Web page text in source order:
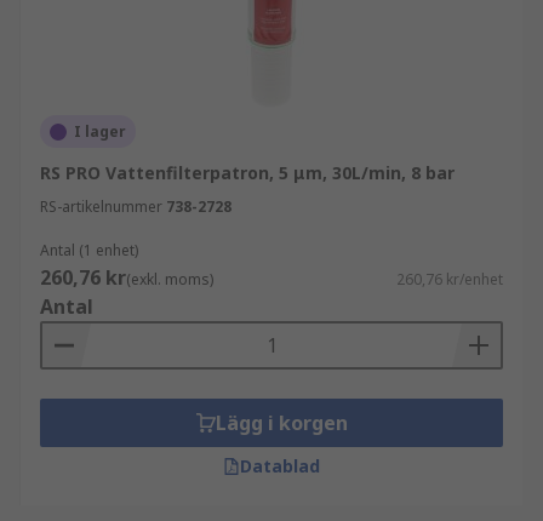
I lager
RS PRO Vattenfilterpatron, 5 μm, 30L/min, 8 bar
RS-artikelnummer 738-2728
Antal (1 enhet)
260,76 kr(exkl. moms) 260,76 kr/enhet
Antal
Lägg i korgen
Datablad